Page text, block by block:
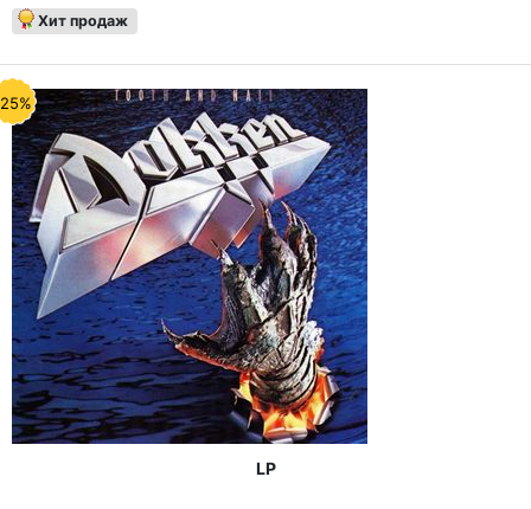
Хит продаж
LP